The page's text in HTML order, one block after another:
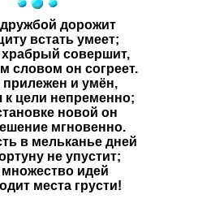
дружбой дорожит
встать умеет;
храбрый совершит,
словом он согреет.
прилежен и умён,
к цели непременно;
новой он
мгновенно.
в мельканье дней
не упустит;
идей
места грусти!